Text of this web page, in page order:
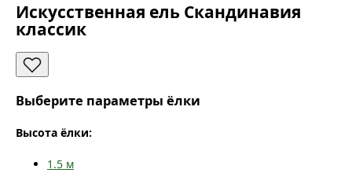
Искусственная ель Скандинавия
классик
Выберите параметры ёлки
Высота ёлки:
1.5 м